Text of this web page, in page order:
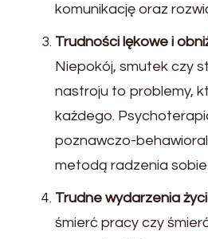
komunikację oraz
Trudności lękowe i
Niepokój, smutek czy
nastroju to problemy,
każdego.
poznawczo-
metodą radzenia
Trudne wydarzenia
śmierć pracy czy